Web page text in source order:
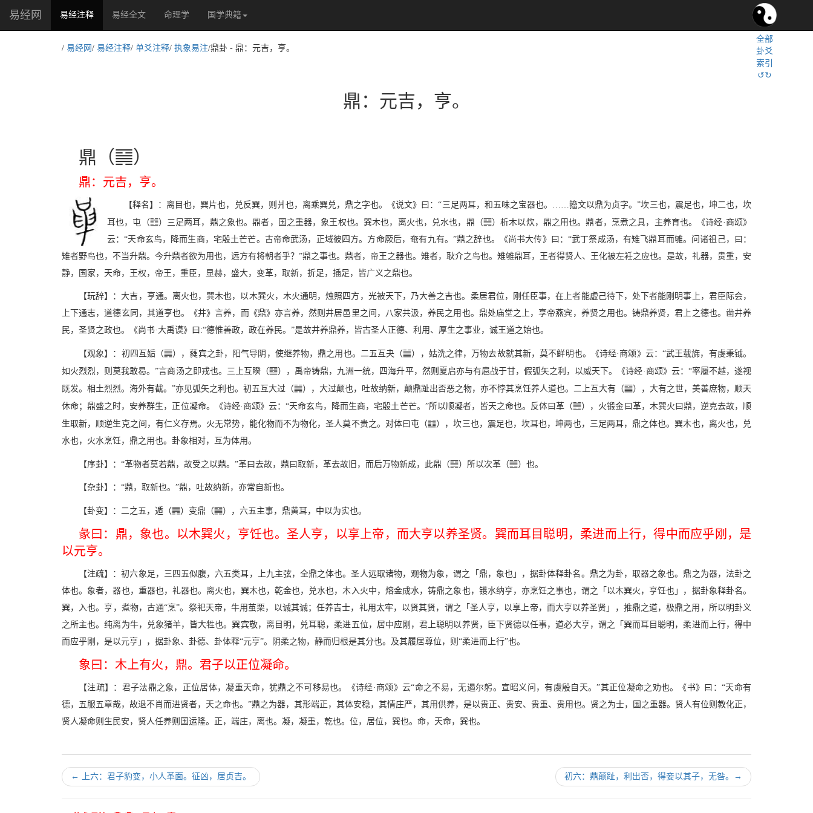
易经网 易经注释(current)易经全文 命理学 国学典籍
全部
卦爻
索引
↺↻
/ 易经网 / 易经注释/ 单爻注释/ 执象易注/鼎卦 - 鼎：元吉，亨。
鼎：元吉，亨。
鼎（R）
鼎：元吉，亨。
【释名】：离目也，巽片也，兑反巽，则爿也，离乘巽兑，鼎之字也。《说文》曰：“三足两耳，和五味之宝器也。……籀文以鼎为贞字。”坎三也，震足也，坤二也，坎
耳也，屯（e）三足两耳，鼎之象也。鼎者，国之重器，象王权也。巽木也，离火也，兑水也，鼎（R）析木以炊，鼎之用也。鼎者，烹煮之具，主养育也。《诗经·商颂》
云：“天命玄鸟，降而生商，宅殷土芒芒。古帝命武汤，正域彼四方。方命厥后，奄有九有。”鼎之辞也。《尚书大传》曰：“武丁祭成汤，有雉飞鼎耳而雊。问诸祖己，曰：
雉者野鸟也，不当升鼎。今升鼎者欲为用也，远方有将朝者乎？”鼎之事也。鼎者，帝王之器也。雉者，耿介之鸟也。雉雊鼎耳，王者得贤人、王化被左衽之应也。是故，礼器，贵重，安
静，国家，天命，王权，帝王，重臣，显赫，盛大，变革，取新，折足，插足，皆广义之鼎也。
【玩辞】：大吉，亨通。离火也，巽木也，以木巽火，木火通明，烛照四方，光被天下，乃大善之吉也。柔居君位，刚任臣事，在上者能虚己待下，处下者能刚明事上，君臣际会，
上下通志，道德玄同，其道亨也。《井》言养，而《鼎》亦言养，然则井居邑里之间，八家共汲，养民之用也。鼎处庙堂之上，享帝燕宾，养贤之用也。铸鼎养贤，君上之德也。凿井养
民，圣贤之政也。《尚书·大禹谟》曰:“德惟善政，政在养民。”是故井养鼎养，皆古圣人正德、利用、厚生之事业，诚王道之始也。
【观象】：初四互姤（n），蕤宾之卦，阳气导阴，使继养物，鼎之用也。二五互夬（b），姑洗之律，万物去故就其新，莫不鲜明也。《诗经·商颂》云：“武王载旆，有虔秉钺。
如火烈烈，则莫我敢曷。”言商汤之即戎也。三上互睽（P），禹帝铸鼎，九洲一统，四海升平，然则夏启亦与有扈战于甘，假弧矢之利，以威天下。《诗经·商颂》云：“率履不越，遂视
既发。相土烈烈。海外有截。”亦见弧矢之利也。初五互大过（,），大过颠也，吐故纳新，颠鼎趾出否恶之物，亦不悖其烹饪养人道也。二上互大有（s），大有之世，美善庶物，顺天
休命；鼎盛之时，安养群生，正位凝命。《诗经·商颂》云：“天命玄鸟，降而生商，宅殷土芒芒。”所以顺凝者，皆天之命也。反体曰革（E），火锻金曰革，木巽火曰鼎，逆克去故，顺
生取新，顺逆生克之间，有仁义存焉。火无常势，能化物而不为物化，圣人莫不贵之。对体曰屯（e），坎三也，震足也，坎耳也，坤两也，三足两耳，鼎之体也。巽木也，离火也，兑
水也，火水烹饪，鼎之用也。卦象相对，互为体用。
【序卦】：“革物者莫若鼎，故受之以鼎。”革曰去故，鼎曰取新，革去故旧，而后万物新成，此鼎（R）所以次革（E）也。
【杂卦】：“鼎，取新也。”鼎，吐故纳新，亦常自新也。
【卦变】：二之五，遁（G）变鼎（R），六五主事，鼎黄耳，中以为实也。
彖曰：鼎，象也。以木巽火，亨饪也。圣人亨，以享上帝，而大亨以养圣贤。巽而耳目聪明，柔进而上行，得中而应乎刚，是
以元亨。
【注疏】：初六象足，三四五似腹，六五类耳，上九主弦，全鼎之体也。圣人远取诸物，观物为象，谓之「鼎，象也」，据卦体释卦名。鼎之为卦，取器之象也。鼎之为器，法卦之
体也。象者，器也，重器也，礼器也。离火也，巽木也，乾金也，兑水也，木入火中，熔金成水，铸鼎之象也，镬水纳亨，亦烹饪之事也，谓之「以木巽火，亨饪也」，据卦象释卦名。
巽，入也。亨，煮物，古通“烹”。祭祀天帝，牛用茧栗，以诚其诚；任养吉士，礼用太牢，以贤其贤，谓之「圣人亨，以享上帝，而大亨以养圣贤」，推鼎之道，极鼎之用，所以明卦义
之所主也。纯离为牛，兑象猪羊，皆大牲也。巽宾敬，离目明，兑耳聪，柔进五位，居中应刚，君上聪明以养贤，臣下贤德以任事，道必大亨，谓之「巽而耳目聪明，柔进而上行，得中
而应乎刚，是以元亨」，据卦象、卦德、卦体释“元亨”。阴柔之物，静而归根是其分也。及其履居尊位，则“柔进而上行”也。
象曰：木上有火，鼎。君子以正位凝命。
【注疏】：君子法鼎之象，正位居体，凝重天命，犹鼎之不可移易也。《诗经·商颂》云“命之不易，无遏尔躬。宣昭义问，有虞殷自天。”其正位凝命之劝也。《书》曰：“天命有
德，五服五章哉，故退不肖而进贤者，天之命也。”鼎之为器，其形端正，其体安稳，其情庄严，其用供养，是以贵正、贵安、贵重、贵用也。贤之为士，国之重器。贤人有位则教化正，
贤人凝命则生民安，贤人任养则国运隆。正，端庄，离也。凝，凝重，乾也。位，居位，巽也。命，天命，巽也。
← 上六：君子豹变，小人革面。征凶，居贞吉。 初六：鼎颠趾，利出否，得妾以其子，无咎。 →